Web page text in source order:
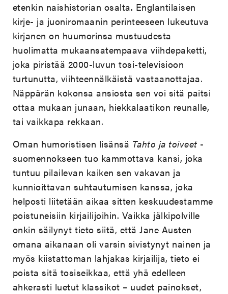
etenkin naishistorian osalta. Englantilaisen
kirje- ja juoniromaanin perinteeseen lukeutuva
kirjanen on huumorinsa mustuudesta
huolimatta mukaansatempaava viihdepaketti,
joka piristää 2000-luvun tosi-televisioon
turtunutta, viihteennälkäistä vastaanottajaa.
Näppärän kokonsa ansiosta sen voi sitä paitsi
ottaa mukaan junaan, hiekkalaatikon reunalle,
tai vaikkapa rekkaan.
Oman humoristisen lisänsä Tahto ja toiveet -
suomennokseen tuo kammottava kansi, joka
tuntuu pilailevan kaiken sen vakavan ja
kunnioittavan suhtautumisen kanssa, joka
helposti liitetään aikaa sitten keskuudestamme
poistuneisiin kirjailijoihin. Vaikka jälkipolville
onkin säilynyt tieto siitä, että Jane Austen
omana aikanaan oli varsin sivistynyt nainen ja
myös kiistattoman lahjakas kirjailija, tieto ei
poista sitä tosiseikkaa, että yhä edelleen
ahkerasti luetut klassikot – uudet painokset,